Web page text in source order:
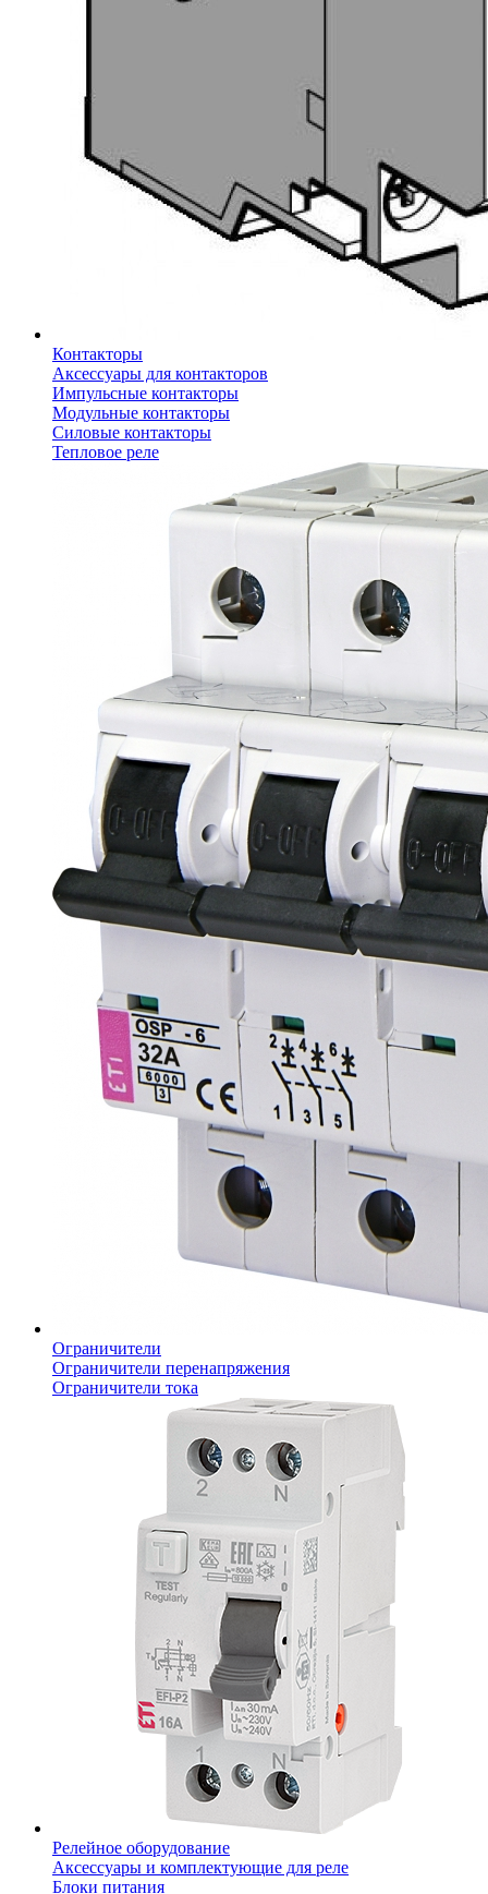
Контакторы
Аксессуары для контакторов
Импульсные контакторы
Модульные контакторы
Силовые контакторы
Тепловое реле
Ограничители
Ограничители перенапряжения
Ограничители тока
Релейное оборудование
Аксессуары и комплектующие для реле
Блоки питания